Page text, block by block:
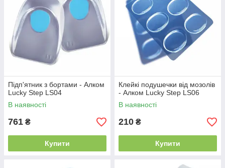
Підп'ятник з бортами - Алком
Lucky Step LS04
В наявності
761 ₴
Купити
Клейкі подушечки від мозолів
- Алком Lucky Step LS06
В наявності
210 ₴
Купити